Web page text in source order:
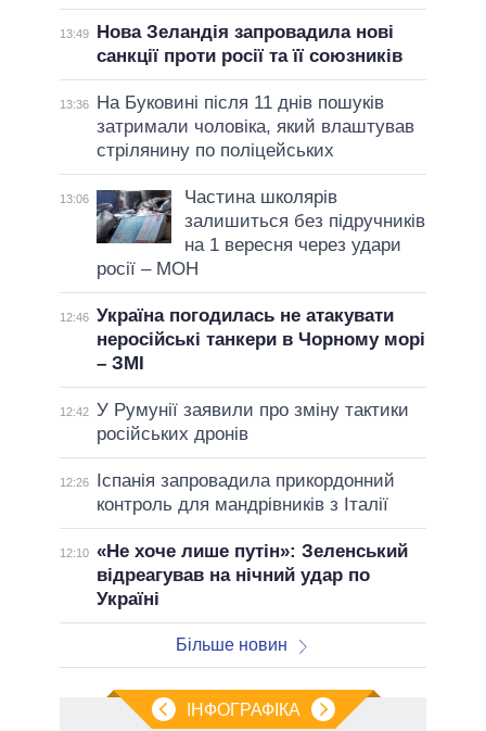
13:49
Нова Зеландія запровадила нові
санкції проти росії та її союзників
13:36
На Буковині після 11 днів пошуків
затримали чоловіка, який влаштував
стрілянину по поліцейських
13:06
Частина школярів
залишиться без підручників
на 1 вересня через удари
росії – МОН
12:46 Україна погодилась не атакувати
неросійські танкери в Чорному морі
– ЗМІ
12:42 У Румунії заявили про зміну тактики
російських дронів
12:26
Іспанія запровадила прикордонний
контроль для мандрівників з Італії
12:10 «Не хоче лише путін»: Зеленський
відреагував на нічний удар по
Україні
Більше новин
ІНФОГРАФІКА